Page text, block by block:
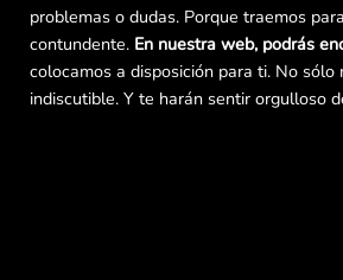
problemas o dudas. Porque traemos
contundente. En nuestra web, podrás
colocamos a disposición para ti. No
indiscutible. Y te harán sentir orgulloso